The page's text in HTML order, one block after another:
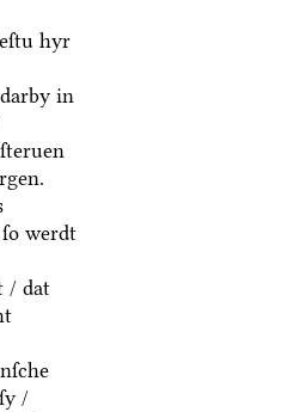
hyr
in
werdt
/ dat
/